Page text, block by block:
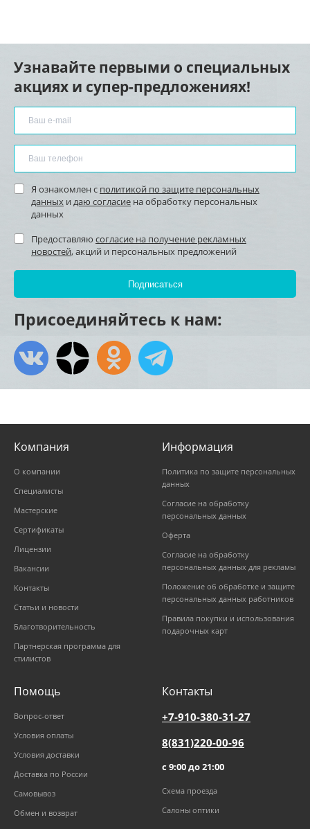
Узнавайте первыми о специальных
акциях и супер-предложениях!
Я ознакомлен с политикой по защите персональных
данных и даю согласие на обработку персональных
данных
Предоставляю согласие на получение рекламных
новостей, акций и персональных предложений
Присоединяйтесь к нам:
Компания
О компании
Специалисты
Мастерские
Сертификаты
Лицензии
Вакансии
Контакты
Статьи и новости
Благотворительность
Партнерская программа для
стилистов
Информация
Политика по защите персональных
данных
Согласие на обработку
персональных данных
Оферта
Согласие на обработку
персональных данных для рекламы
Положение об обработке и защите
персональных данных работников
Правила покупки и использования
подарочных карт
Помощь
Вопрос-ответ
Условия оплаты
Условия доставки
Доставка по России
Самовывоз
Обмен и возврат
Контакты
+7-910-380-31-27
8(831)220-00-96
с 9:00 до 21:00
Схема проезда
Салоны оптики